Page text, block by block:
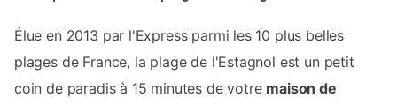
Élue en 2013 par l'Express parmi les 10 plus belles
plages de France, la plage de l'Estagnol est un petit
coin de paradis à 15 minutes de votre maison de